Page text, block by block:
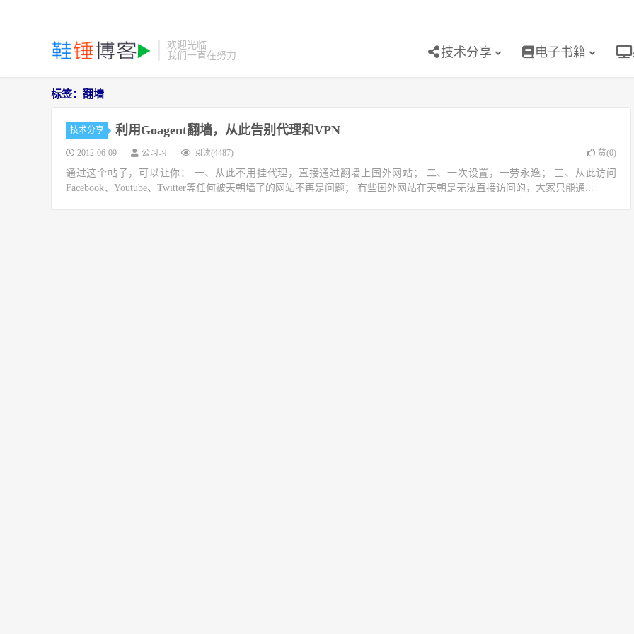
欢迎光临
我们一直在努力
技术分享 电子书籍
标签：翻墙
技术分享 利用Goagent翻墙，从此告别代理和VPN
2012-06-09 公习习 阅读(4487) 赞(0)
通过这个帖子，可以让你： 一、从此不用挂代理，直接通过翻墙上国外网站； 二、一次设置，一劳永逸； 三、从此访问
Facebook、Youtube、Twitter等任何被天朝墙了的网站不再是问题； 有些国外网站在天朝是无法直接访问的，大家只能通...